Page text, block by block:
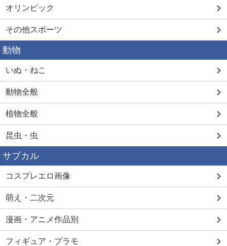
オリンピック
その他スポーツ
動物
いぬ・ねこ
動物全般
植物全般
昆虫・虫
サブカル
コスプレエロ画像
萌え・二次元
漫画・アニメ作品別
フィギュア・プラモ